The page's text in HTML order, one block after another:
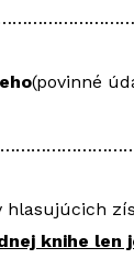
(povinné
hlasujúcich
knihe